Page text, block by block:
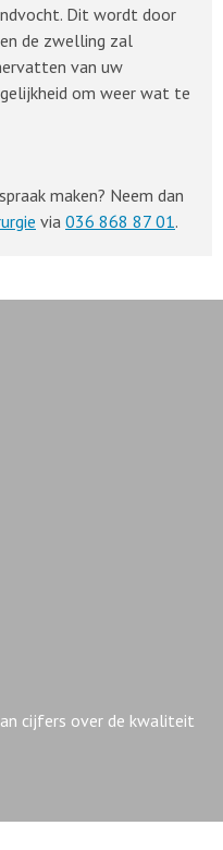
Dit wordt door
de zwelling zal
van uw
om weer wat te
maken? Neem dan
via 036 868 87 01.
cijfers over de kwaliteit